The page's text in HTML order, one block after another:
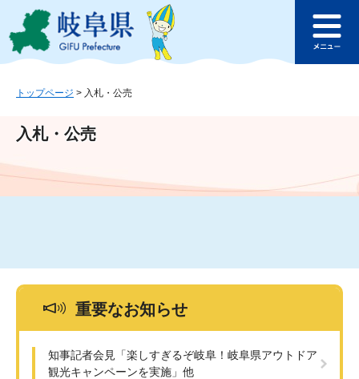
ジ
ュ
文
このページの本文へ
ュ
トップページ > 入札・公売
入札・公売
重要なお知らせ
知事記者会見「楽しすぎるぞ岐阜！岐阜県アウトドア
観光キャンペーンを実施」他